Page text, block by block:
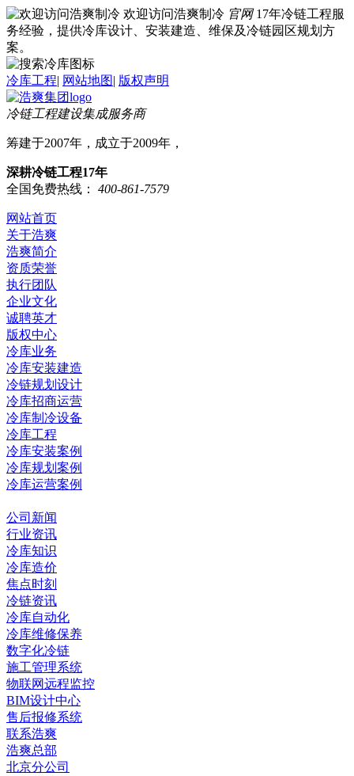
欢迎访问浩爽制冷 官网 17年冷链工程服
务经验，提供冷库设计、安装建造、维保及冷链园区规划方
案。
冷库工程| 网站地图| 版权声明
冷链工程建设集成服务商
筹建于2007年，成立于2009年，
深耕冷链工程17年
全国免费热线：
400-861-7579
网站首页
关于浩爽
浩爽简介
资质荣誉
执行团队
企业文化
诚聘英才
版权中心
冷库业务
冷库安装建造
冷链规划设计
冷库招商运营
冷库制冷设备
冷库工程
冷库安装案例
冷库规划案例
冷库运营案例
公司新闻
行业资讯
冷库知识
冷库造价
焦点时刻
冷链资讯
冷库自动化
冷库维修保养
数字化冷链
施工管理系统
物联网远程监控
BIM设计中心
售后报修系统
联系浩爽
浩爽总部
北京分公司